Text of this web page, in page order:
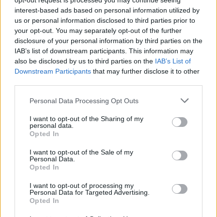
interest-based ads based on personal information utilized by
us or personal information disclosed to third parties prior to
your opt-out. You may separately opt-out of the further
disclosure of your personal information by third parties on the
IAB’s list of downstream participants. This information may
also be disclosed by us to third parties on the IAB’s List of
Downstream Participants that may further disclose it to other
Personal Data Processing Opt Outs
I want to opt-out of the Sharing of my
personal data.
Opted In
I want to opt-out of the Sale of my
Personal Data.
Opted In
I want to opt-out of processing my
Personal Data for Targeted Advertising.
Opted In
Остра реакција на Шпанија по
најавите дека ФИФА ќе му го
додели финалето на СП 2030 на
Мароко!
МАКЕДОНЦИТЕ ВО СРБИЈА:
СЛУШАМ, САКААТ ДА СЕ СУДИ
СЕ СПРЕМА МЕТЕОРОЛОШКИ
ХАОС ЗА ЗИМАТА 2026/2027